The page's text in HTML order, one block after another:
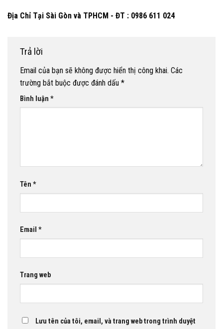
Địa Chỉ Tại Sài Gòn và TPHCM - ĐT : 0986 611 024
Trả lời
Email của bạn sẽ không được hiển thị công khai. Các
trường bắt buộc được đánh dấu *
Bình luận *
Tên *
Email *
Trang web
Lưu tên của tôi, email, và trang web trong trình duyệt